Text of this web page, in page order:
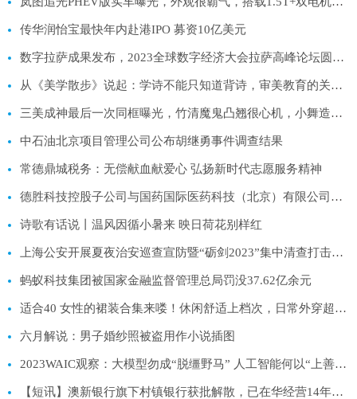
传华润怡宝最快年内赴港IPO 募资10亿美元
数字拉萨成果发布，2023全球数字经济大会拉萨高峰论坛圆满闭幕
从《美学散步》说起：学诗不能只知道背诗，审美教育的关键是理解
三美成神最后一次同框曝光，竹清魔鬼凸翘很心机，小舞造型像狗啃
中石油北京项目管理公司公布胡继勇事件调查结果
常德鼎城税务：无偿献血献爱心 弘扬新时代志愿服务精神
德胜科技控股子公司与国药国际医药科技（北京）有限公司签订合作协议
诗歌有话说丨温风因循小暑来 映日荷花别样红
上海公安开展夏夜治安巡查宣防暨“砺剑2023”集中清查打击整治行动
蚂蚁科技集团被国家金融监督管理总局罚没37.62亿余元
适合40 女性的裙装合集来喽！休闲舒适上档次，日常外穿超级飒
六月解说：男子婚纱照被盗用作小说插图
2023WAIC观察：大模型勿成“脱缰野马” 人工智能何以“上善若水”？
【短讯】澳新银行旗下村镇银行获批解散，已在华经营14年，年内至少5家村镇银行退出市场